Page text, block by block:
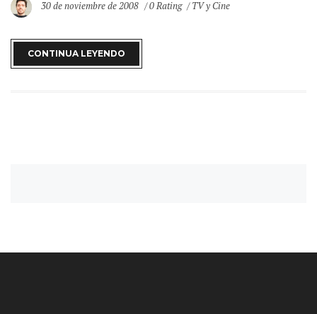
30 de noviembre de 2008 0 Rating TV y Cine
CONTINUA LEYENDO